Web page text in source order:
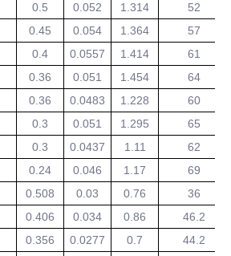
0.5 0.052 1.314
52
0.45 0.054 1.364
57
0.4 0.0557 1.414
61
0.36 0.051 1.454
64
0.36 0.0483 1.228
60
0.3 0.051 1.295
65
0.3 0.0437 1.11
62
0.24 0.046 1.17
69
0.508 0.03 0.76
36
0.406 0.034 0.86
46.2
0.356 0.0277 0.7
44.2